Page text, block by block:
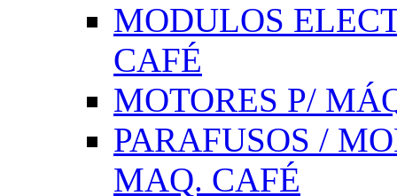
MODULOS
CAFÉ
MOTORES P/
PARAFUSOS /
MAQ. CAFÉ